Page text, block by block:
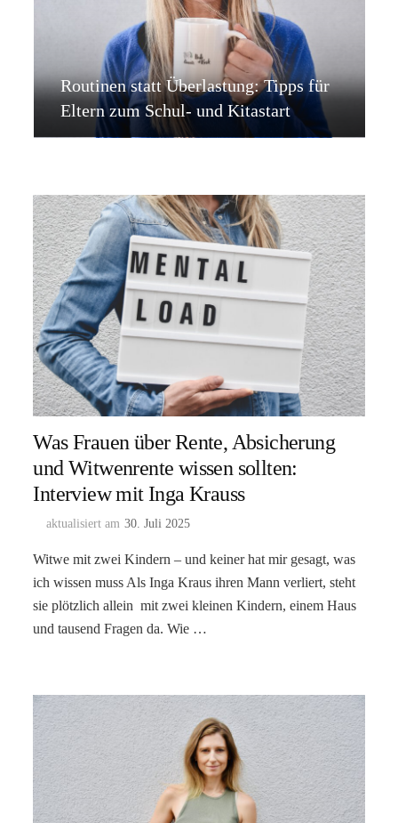
Routinen statt Überlastung: Tipps für
Eltern zum Schul- und Kitastart
Was Frauen über Rente, Absicherung
und Witwenrente wissen sollten:
Interview mit Inga Krauss
aktualisiert am 30. Juli 2025
Witwe mit zwei Kindern – und keiner hat mir gesagt, was
ich wissen muss Als Inga Kraus ihren Mann verliert, steht
sie plötzlich allein mit zwei kleinen Kindern, einem Haus
und tausend Fragen da. Wie …